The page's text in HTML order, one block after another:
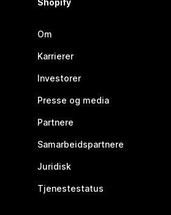
Shopify
Om
Karrierer
Investorer
Presse og media
Partnere
Samarbeidspartnere
Juridisk
Tjenestestatus